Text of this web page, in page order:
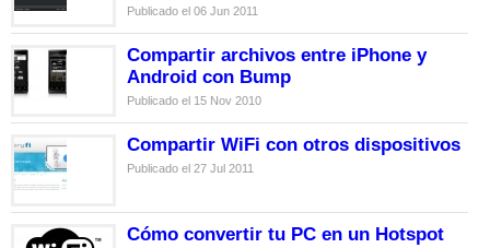
Publicado el 06 Jun 2011
Compartir archivos entre iPhone y
Android con Bump
Publicado el 15 Nov 2010
Compartir WiFi con otros dispositivos
Publicado el 27 Jul 2011
Cómo convertir tu PC en un Hotspot